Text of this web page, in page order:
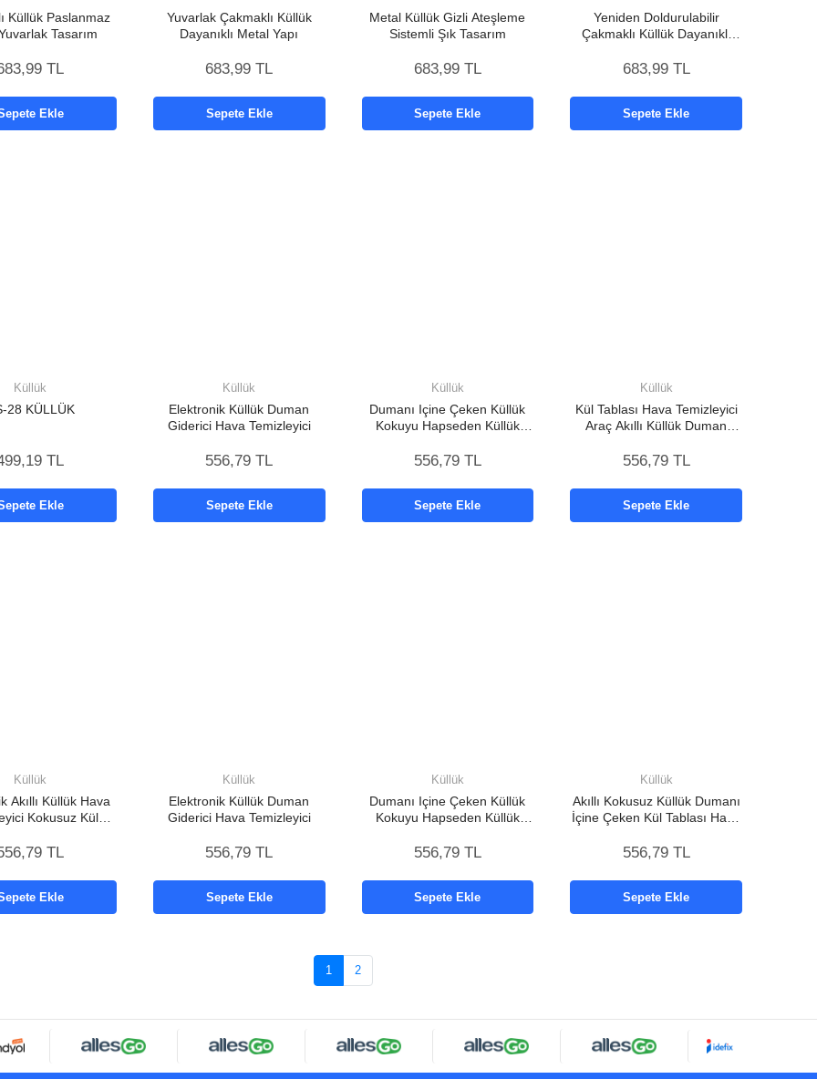
Küllük Paslanmaz
Tasarım
TL
Ekle
Yuvarlak Çakmaklı Küllük
Dayanıklı Metal Yapı
683,99 TL
Sepete Ekle
Metal Küllük Gizli Ateşleme
Sistemli Şık Tasarım
683,99 TL
Sepete Ekle
Yeniden Doldurulabilir
Çakmaklı Küllük Dayanıklı
683,99 TL
Sepete Ekle
Küllük
28 KÜLLÜK
TL
Ekle
Küllük
Elektronik Küllük Duman
Giderici Hava Temizleyici
556,79 TL
Sepete Ekle
Küllük
Dumanı Içine Çeken Küllük
Kokuyu Hapseden Küllük
556,79 TL
Sepete Ekle
Küllük
Kül Tablası Hava Temizleyici
Araç Akıllı Küllük Duman
556,79 TL
Sepete Ekle
Küllük
Akıllı Küllük Hava
Kokusuz Kül
TL
Ekle
Küllük
Elektronik Küllük Duman
Giderici Hava Temizleyici
556,79 TL
Sepete Ekle
Küllük
Dumanı Içine Çeken Küllük
Kokuyu Hapseden Küllük
556,79 TL
Sepete Ekle
Küllük
Akıllı Kokusuz Küllük Dumanı
İçine Çeken Kül Tablası Hava
556,79 TL
Sepete Ekle
1 2